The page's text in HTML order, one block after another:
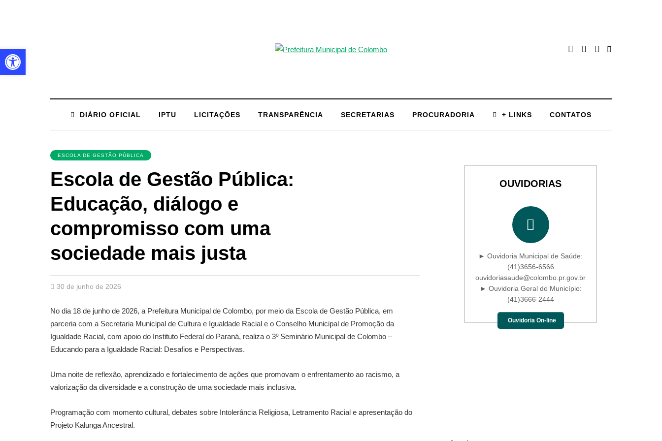
DIÁRIO OFICIAL IPTU LICITAÇÕES TRANSPARÊNCIA SECRETARIAS PROCURADORIA + LINKS CONTATOS
ESCOLA DE GESTÃO PÚBLICA
Escola de Gestão Pública:
Educação, diálogo e
compromisso com uma
sociedade mais justa
30 de junho de 2026
No dia 18 de junho de 2026, a Prefeitura Municipal de Colombo, por meio da Escola de Gestão Pública, em
parceria com a Secretaria Municipal de Cultura e Igualdade Racial e o Conselho Municipal de Promoção da
Igualdade Racial, com apoio do Instituto Federal do Paraná, realiza o 3º Seminário Municipal de Colombo –
Educando para a Igualdade Racial: Desafios e Perspectivas.
Uma noite de reflexão, aprendizado e fortalecimento de ações que promovam o enfrentamento ao racismo, a
valorização da diversidade e a construção de uma sociedade mais inclusiva.
Programação com momento cultural, debates sobre Intolerância Religiosa, Letramento Racial e apresentação do
Projeto Kalunga Ancestral.
OUVIDORIAS
► Ouvidoria Municipal de Saúde:
(41)3656-6566
ouvidoriasaude@colombo.pr.gov.br
► Ouvidoria Geral do Município:
(41)3666-2444
Ouvidoria On-line
Barra de Ferramentas Aberta